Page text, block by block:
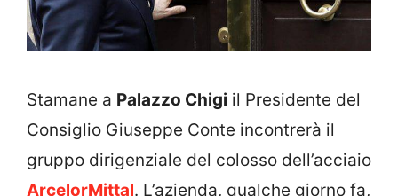
Stamane a Palazzo Chigi il Presidente del
Consiglio Giuseppe Conte incontrerà il
gruppo dirigenziale del colosso dell’acciaio
ArcelorMittal. L’azienda, qualche giorno fa,